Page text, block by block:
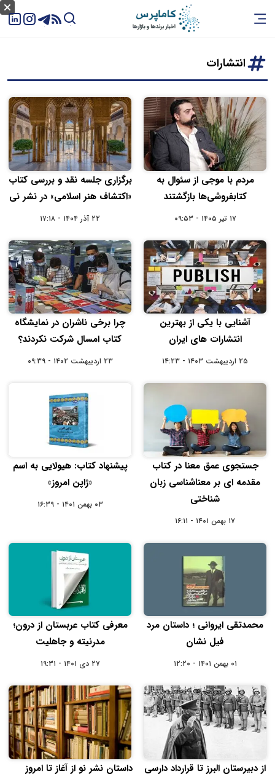
انتشارات
مردم با موجی از سئوال به
کتابفروشی‌ها بازگشتند
۱۷ تیر ۱۴۰۵ - ۰۹:۵۳
برگزاری جلسه نقد و بررسی کتاب
«اکتشاف هنر اسلامی» در نشر نی
۲۲ آذر ۱۴۰۴ - ۱۷:۱۸
آشنایی با یکی از بهترین
انتشارات‌ های ایران
۲۵ اردیبهشت ۱۴۰۳ - ۱۴:۲۳
چرا برخی ناشران در نمایشگاه
کتاب امسال شرکت نکردند؟
۲۳ اردیبهشت ۱۴۰۲ - ۰۹:۳۹
جستجوی عمق معنا در کتاب
مقدمه ای بر معناشناسی زبان
شناختی
۱۷ بهمن ۱۴۰۱ - ۱۶:۱۱
پیشنهاد کتاب: هیولایی به اسم
«ژاپن امروز»
۰۳ بهمن ۱۴۰۱ - ۱۶:۳۹
محمدتقی ایروانی ؛ داستان مرد
فیل نشان
۰۱ بهمن ۱۴۰۱ - ۱۲:۲۰
معرفی کتاب عربستان از درون؛
مدرنیته و جاهلیت
۲۷ دی ۱۴۰۱ - ۱۹:۳۱
از دبیرستان البرز تا قرارداد دارسی
داستان نشر نو از آغاز تا امروز